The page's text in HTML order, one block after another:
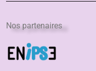
Nos partenaires